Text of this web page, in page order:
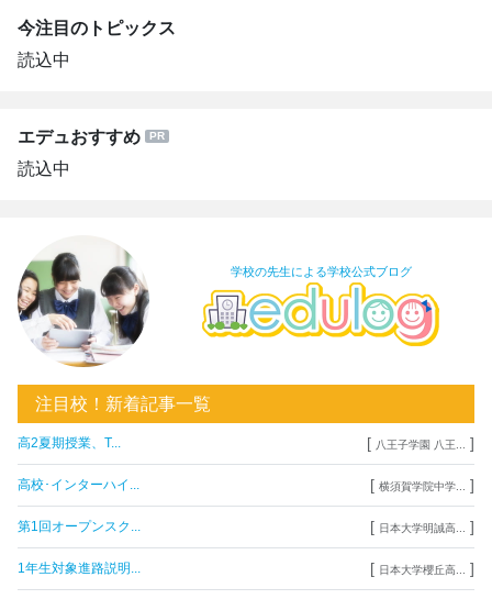
今注目のトピックス
読込中
エデュおすすめ
読込中
学校の先生による学校公式ブログ
注目校！新着記事一覧
高2夏期授業、T... [ 八王子学園 八王... ]
高校･インターハイ... [ 横須賀学院中学... ]
第1回オープンスク... [ 日本大学明誠高... ]
1年生対象進路説明... [ 日本大学櫻丘高... ]